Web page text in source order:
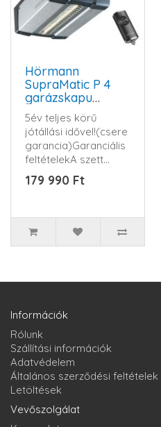
Hörmann
SupraMatic P 4
garázskapu
hajtómű szett
(BLUETOOTH)
5év teljes körű
jótállási idővel!(csere
garancia)Garanciális
feltételekA szett
tartalma: ..
179 990 Ft
Információk
Rólunk
Szállítási információk
Adatvédelem
Általános szerződési feltételek
Letöltések
Vevőszolgálat